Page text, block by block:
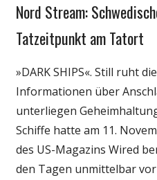
Gesellschaft
Medien
Wirtschaft
Wissenschaft
Nord Stream:
Tatzeitpunkt am Tatort
»DARK SHIPS«. Still ruht
Informationen über
unterliegen
Schiffe hatte am 11.
des US-Magazins Wired
den Tagen unmittelbar